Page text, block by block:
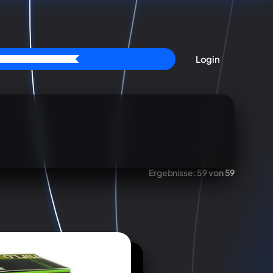
Login
Ergebnisse: 59 von 59